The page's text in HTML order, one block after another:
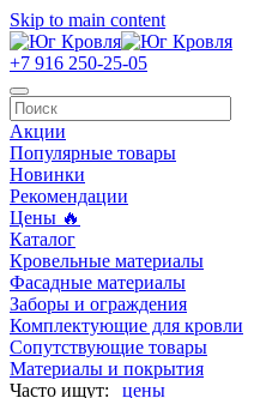
Skip to main content
+7 916 250-25-05
Акции
Популярные товары
Новинки
Рекомендации
Цены 🔥
Каталог
Кровельные материалы
Фасадные материалы
Заборы и ограждения
Комплектующие для кровли
Сопутствующие товары
Материалы и покрытия
цены